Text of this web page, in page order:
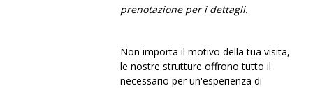
prenotazione per i dettagli.
Non importa il motivo della tua visita,
le nostre strutture offrono tutto il
necessario per un'esperienza di